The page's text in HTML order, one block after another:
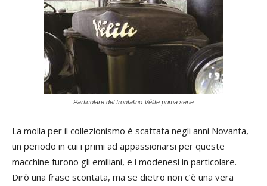
Particolare del frontalino Vélite prima serie
La molla per il collezionismo è scattata negli anni Novanta,
un periodo in cui i primi ad appassionarsi per queste
macchine furono gli emiliani, e i modenesi in particolare.
Dirò una frase scontata, ma se dietro non c’è una vera